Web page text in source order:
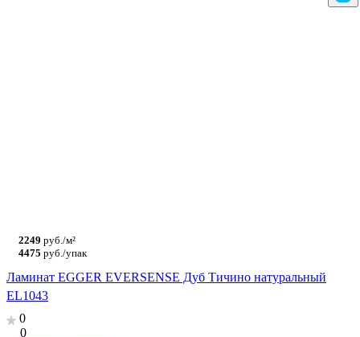
2249 руб./м²
4475 руб./упак
Ламинат EGGER EVERSENSE Дуб Тичино натуральный
EL1043
0
0